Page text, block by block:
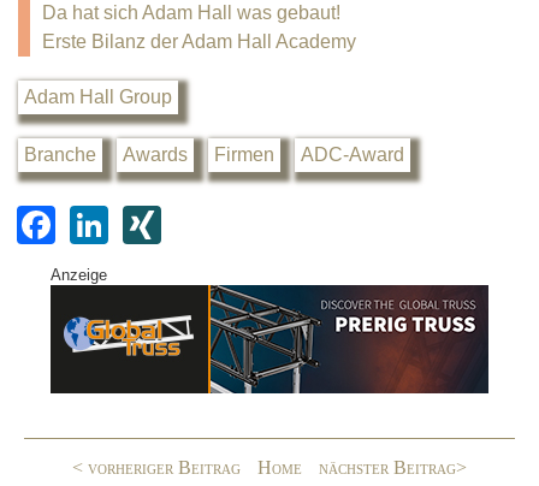
Da hat sich Adam Hall was gebaut!
Erste Bilanz der Adam Hall Academy
Adam Hall Group
Branche Awards Firmen ADC-Award
F
a
c
e
o
Li
k
e
G
Anzeige
< vorheriger Beitrag Home nächster Beitrag>